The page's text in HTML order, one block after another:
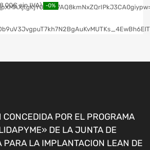
€ -0%
POR EL PROGRAMA
DE LA JUNTA DE
PARA LA IMPLANTACION LEAN DE